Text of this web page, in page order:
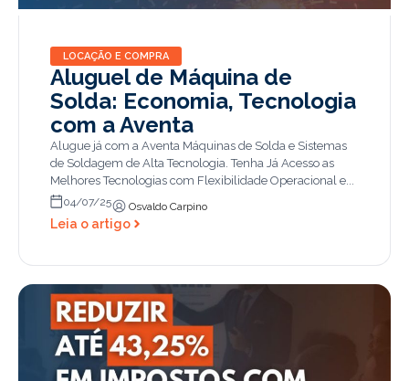
LOCAÇÃO E COMPRA
Aluguel de Máquina de
Solda: Economia, Tecnologia
com a Aventa
Alugue já com a Aventa Máquinas de Solda e Sistemas
de Soldagem de Alta Tecnologia. Tenha Já Acesso as
Melhores Tecnologias com Flexibilidade Operacional e...
04/07/25 Osvaldo Carpino
Leia o artigo